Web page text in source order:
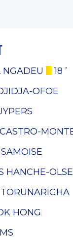
NGADEU
18 ’
OFOE
HANCHE-
HONG